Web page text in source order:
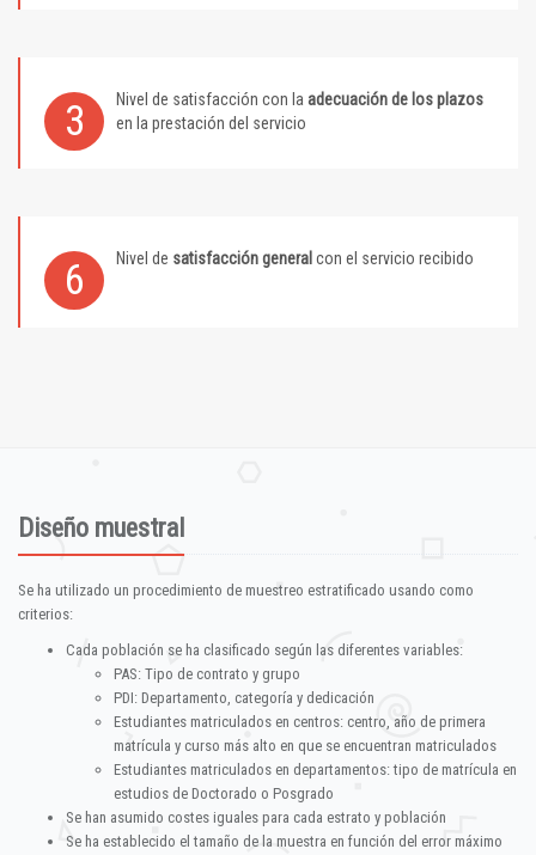
3 Nivel de satisfacción con la adecuación de los plazos
en la prestación del servicio
6 Nivel de satisfacción general con el servicio recibido
Diseño muestral
Se ha utilizado un procedimiento de muestreo estratificado usando como
criterios:
Cada población se ha clasificado según las diferentes variables:
PAS: Tipo de contrato y grupo
PDI: Departamento, categoría y dedicación
Estudiantes matriculados en centros: centro, año de primera
matrícula y curso más alto en que se encuentran matriculados
Estudiantes matriculados en departamentos: tipo de matrícula en
estudios de Doctorado o Posgrado
Se han asumido costes iguales para cada estrato y población
Se ha establecido el tamaño de la muestra en función del error máximo